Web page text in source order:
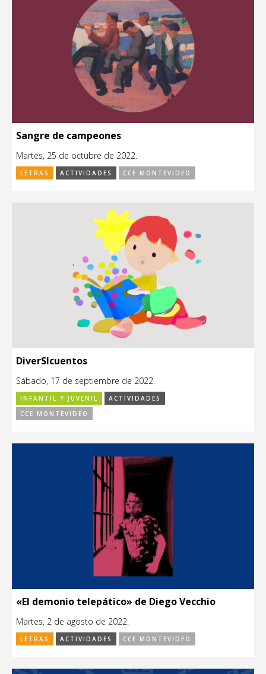
Sangre de campeones
Martes, 25 de octubre de 2022.
LETRAS ACTIVIDADES CCE MONTEVIDEO
DiverSIcuentos
Sábado, 17 de septiembre de 2022.
INFANTIL Y JUVENIL
ACTIVIDADES
CCE MONTEVIDEO
«El demonio telepático» de Diego Vecchio
Martes, 2 de agosto de 2022.
LETRAS ACTIVIDADES CCE MONTEVIDEO